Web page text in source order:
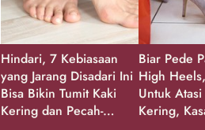
Hindari, 7 Kebiasaan
yang Jarang Disadari Ini
Bisa Bikin Tumit Kaki
Kering dan Pecah-
Biar Pede
High
Untuk
Kering,